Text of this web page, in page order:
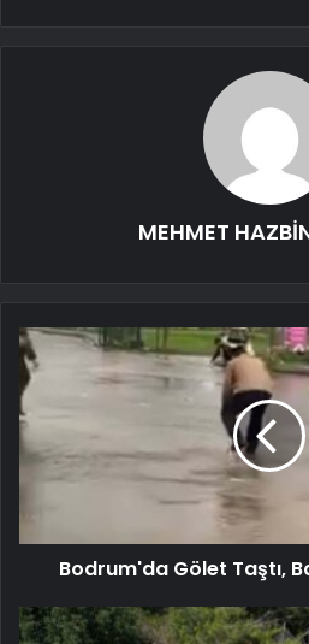
MEHMET
Bodrum'da Gölet Taştı,